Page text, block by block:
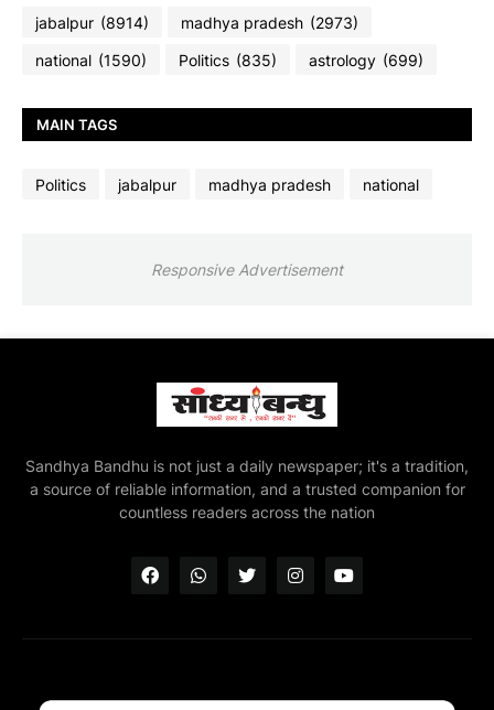
jabalpur (8914) madhya pradesh (2973)
national (1590) Politics (835) astrology (699)
MAIN TAGS
Politics jabalpur madhya pradesh national
Responsive Advertisement
Sandhya Bandhu is not just a daily newspaper; it's a tradition,
a source of reliable information, and a trusted companion for
countless readers across the nation